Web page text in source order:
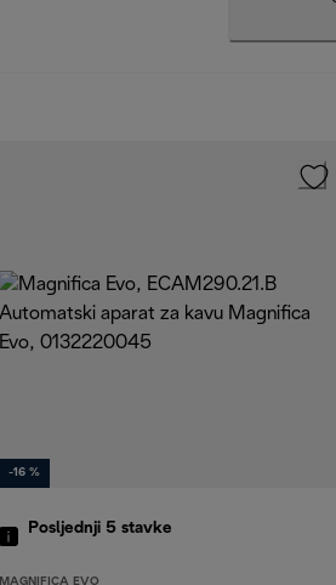
-16 %
Posljednji 5 stavke
MAGNIFICA EVO